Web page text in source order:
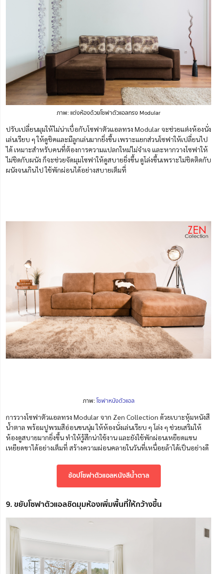
ภาพ: แต่งห้องด้วยโซฟาตัวแอลทรง Modular
ปรับเปลี่ยนมุมให้ไม่น่าเบื่อกับโซฟาตัวแอลทรง Modular จะช่วยแต่งห้องนั่ง
เล่นเรียบ ๆ ให้ดูชิคและมีลูกเล่นมากยิ่งขึ้น เพราะแยกส่วนโซฟาให้เปลี่ยนไป
ได้ เหมาะสำหรับคนที่ต้องการความแปลกใหม่ไม่จำเจ และหากวางโซฟาให้
ไม่ชิดกับผนัง ก็จะช่วยจัดมุมโซฟาให้ดูสบายยิ่งขึ้น ดูโล่งขึ้นเพราะไม่ชิดติดกับ
ผนังจนเกินไป ใช้พักผ่อนได้อย่างสบายเต็มที่
ภาพ:โซฟาหนังตัวแอล
การวางโซฟาตัวแอลทรง Modular จาก Zen Collection ด้วยเบาะหุ้มหนังสี
น้ำตาล พร้อมปูพรมสีอ่อนขนนุ่ม ให้ห้องนั่งเล่นเรียบ ๆ โล่ง ๆ ช่วยเสริมให้
ห้องดูสบายมากยิ่งขึ้น ทำให้รู้สึกน่าใช้งาน และยังใช้พักผ่อนเหยียดแขน
เหยียดขาได้อย่างเต็มที่ สร้างความผ่อนคลายในวันที่เหนื่อยล้าได้เป็นอย่างดี
ช้อปโซฟาตัวแอลหนังสีน้ำตาล
9. ขยับโซฟาตัวแอลชิดมุมห้องเพิ่มพื้นที่ให้กว้างขึ้น